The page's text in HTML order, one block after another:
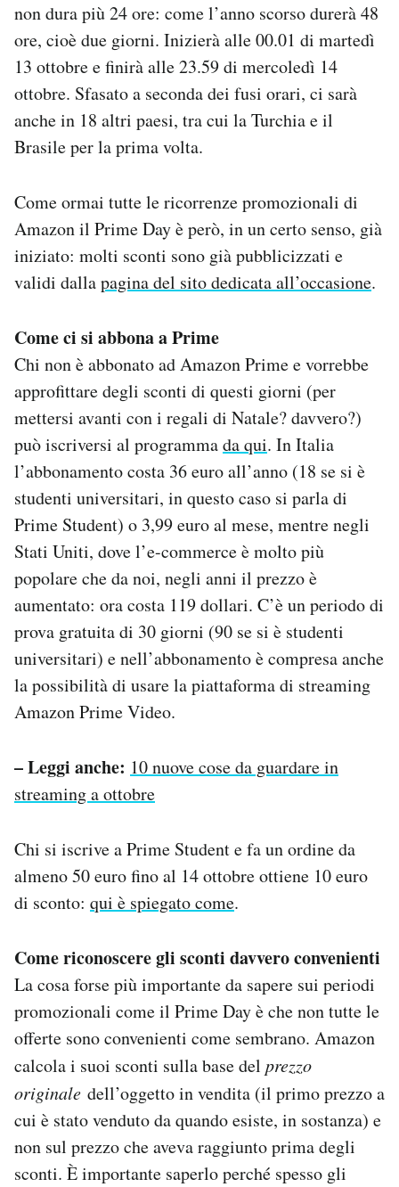
non dura più 24 ore: come l’anno scorso durerà 48
ore, cioè due giorni. Inizierà alle 00.01 di martedì
13 ottobre e finirà alle 23.59 di mercoledì 14
ottobre. Sfasato a seconda dei fusi orari, ci sarà
anche in 18 altri paesi, tra cui la Turchia e il
Brasile per la prima volta.
Come ormai tutte le ricorrenze promozionali di
Amazon il Prime Day è però, in un certo senso, già
iniziato: molti sconti sono già pubblicizzati e
validi dallapagina del sito dedicata all’occasione.
Come ci si abbona a Prime
Chi non è abbonato ad Amazon Prime e vorrebbe
approfittare degli sconti di questi giorni (per
mettersi avanti con i regali di Natale? davvero?)
può iscriversi al programmada qui. In Italia
l’abbonamento costa 36 euro all’anno (18 se si è
studenti universitari, in questo caso si parla di
Prime Student) o 3,99 euro al mese, mentre negli
Stati Uniti, dove l’e-commerce è molto più
popolare che da noi, negli anni il prezzo è
aumentato: ora costa 119 dollari. C’è un periodo di
prova gratuita di 30 giorni (90 se si è studenti
universitari) e nell’abbonamento è compresa anche
la possibilità di usare la piattaforma di streaming
Amazon Prime Video.
– Leggi anche: 10 nuove cose da guardare in
streaming a ottobre
Chi si iscrive a Prime Student e fa un ordine da
almeno 50 euro fino al 14 ottobre ottiene 10 euro
di sconto: qui è spiegato come.
Come riconoscere gli sconti davvero convenienti
La cosa forse più importante da sapere sui periodi
promozionali come il Prime Day è che non tutte le
offerte sono convenienti come sembrano. Amazon
calcola i suoi sconti sulla base del prezzo
originale dell’oggetto in vendita (il primo prezzo a
cui è stato venduto da quando esiste, in sostanza) e
non sul prezzo che aveva raggiunto prima degli
sconti. È importante saperlo perché spesso gli